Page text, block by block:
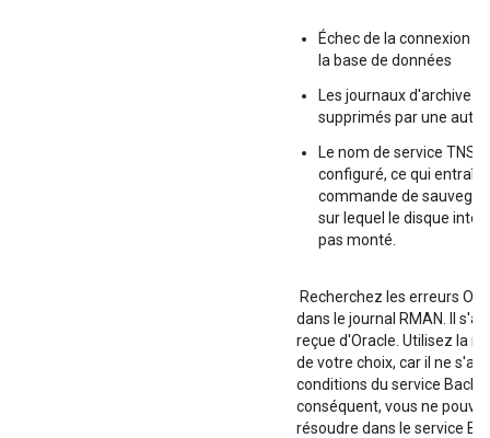
Échec de la connexion
la base de données
Les journaux d'archive
supprimés par une
Le nom de service TNS
configuré, ce qui
commande de
sur lequel le disque
pas monté.
Recherchez les erreurs
dans le journal RMAN. Il
reçue d'Oracle. Utilisez la
de votre choix, car il ne
conditions du service
conséquent, vous ne
résoudre dans le service